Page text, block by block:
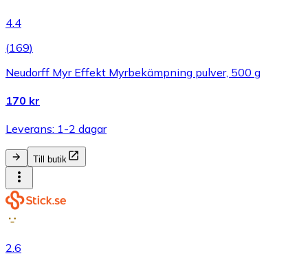
4.4
(169)
Neudorff Myr Effekt Myrbekämpning pulver, 500 g
170 kr
Leverans: 1-2 dagar
Till butik
2.6